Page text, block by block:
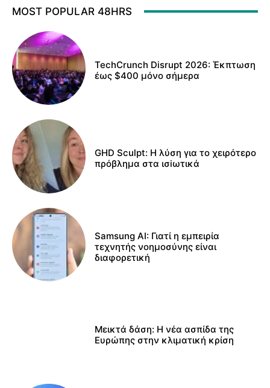
MOST POPULAR 48HRS
TechCrunch Disrupt 2026: Έκπτωση
έως $400 μόνο σήμερα
GHD Sculpt: Η λύση για το χειρότερο
πρόβλημα στα ισiωτικά
Samsung AI: Γιατί η εμπειρία
τεχνητής νοημοσύνης είναι
διαφορετική
Μεικτά δάση: Η νέα ασπίδα της
Ευρώπης στην κλιματική κρίση